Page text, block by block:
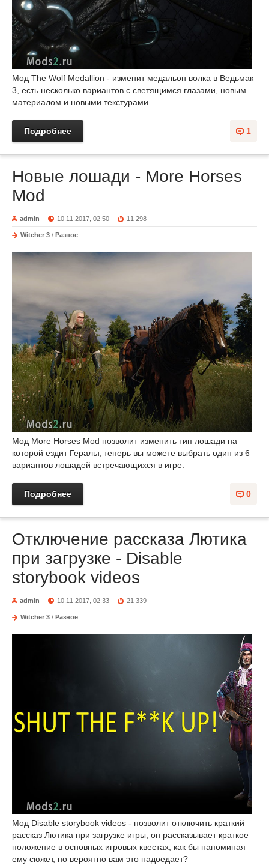
Мод The Wolf Medallion - изменит медальон волка в Ведьмак
3, есть несколько вариантов с светящимся глазами, новым
материалом и новыми текстурами.
1
Подробнее
Новые лошади - More Horses
Mod
admin 10.11.2017, 02:50 11 298
Witcher 3 / Разное
Мод More Horses Mod позволит изменить тип лошади на
которой ездит Геральт, теперь вы можете выбрать один из 6
вариантов лошадей встречающихся в игре.
0
Подробнее
Отключение рассказа Лютика
при загрузке - Disable
storybook videos
admin 10.11.2017, 02:33 21 339
Witcher 3 / Разное
Мод Disable storybook videos - позволит отключить краткий
рассказ Лютика при загрузке игры, он рассказывает краткое
положение в основных игровых квестах, как бы напоминая
ему сюжет, но вероятно вам это надоедает?